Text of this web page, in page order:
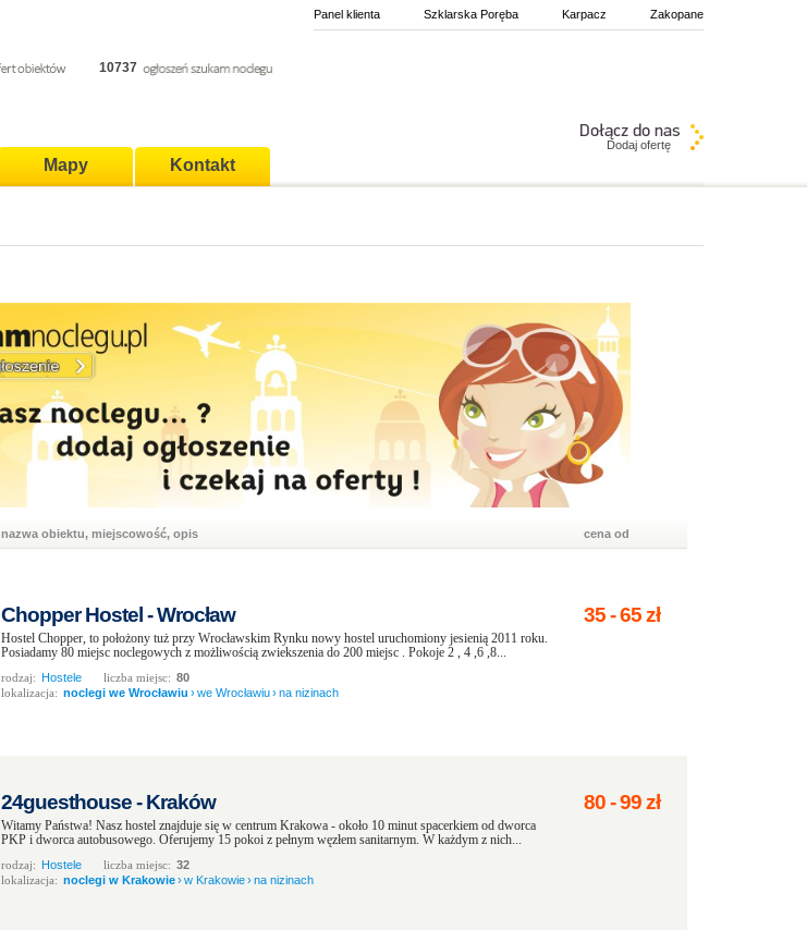
Panel klienta Szklarska Poręba Karpacz Zakopane
10737
Mapy Kontakt
Dodaj ofertę
nazwa obiektu, miejscowość, opis cena od
Chopper Hostel - Wrocław
Hostel Chopper, to położony tuż przy Wrocławskim Rynku nowy hostel uruchomiony jesienią 2011 roku.
Posiadamy 80 miejsc noclegowych z możliwością zwiekszenia do 200 miejsc . Pokoje 2 , 4 ,6 ,8...
rodzaj: Hostele liczba miejsc: 80
lokalizacja: noclegi we Wrocławiu ›we Wrocławiu›na nizinach
35-65zł
24guesthouse - Kraków
Witamy Państwa! Nasz hostel znajduje się w centrum Krakowa - około 10 minut spacerkiem od dworca
PKP i dworca autobusowego. Oferujemy 15 pokoi z pełnym węzłem sanitarnym. W każdym z nich...
rodzaj: Hostele liczba miejsc: 32
lokalizacja: noclegi w Krakowie›w Krakowie›na nizinach
80-99zł